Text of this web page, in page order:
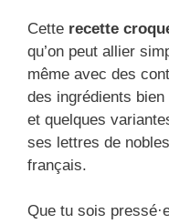
Cette recette
qu’on peut allier
même avec des
des ingrédients
et quelques
ses lettres de
français.
Que tu sois